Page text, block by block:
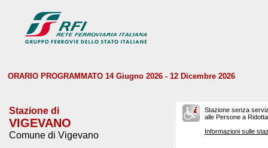
ORARIO PROGRAMMATO 14 Giugno 2026 - 12 Dicembre 2026
Stazione di
VIGEVANO
Comune di Vigevano
Stazione senza
alle Persone a
Informazioni sulle